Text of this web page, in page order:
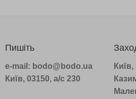
Пишіть
e-mail: bodo@bodo.ua
Київ, 03150, а/с 230